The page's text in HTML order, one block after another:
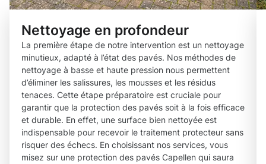
Nettoyage en profondeur
La première étape de notre intervention est un nettoyage
minutieux, adapté à l’état des pavés. Nos méthodes de
nettoyage à basse et haute pression nous permettent
d’éliminer les salissures, les mousses et les résidus
tenaces. Cette étape préparatoire est cruciale pour
garantir que la protection des pavés soit à la fois efficace
et durable. En effet, une surface bien nettoyée est
indispensable pour recevoir le traitement protecteur sans
risquer des échecs. En choisissant nos services, vous
misez sur une protection des pavés Capellen qui saura